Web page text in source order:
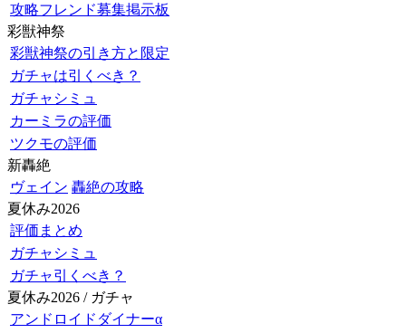
攻略フレンド募集掲示板
彩獣神祭
彩獣神祭の引き方と限定
ガチャは引くべき？
ガチャシミュ
カーミラの評価
ツクモの評価
新轟絶
ヴェイン 轟絶の攻略
夏休み2026
評価まとめ
ガチャシミュ
ガチャ引くべき？
夏休み2026 / ガチャ
アンドロイドダイナーα